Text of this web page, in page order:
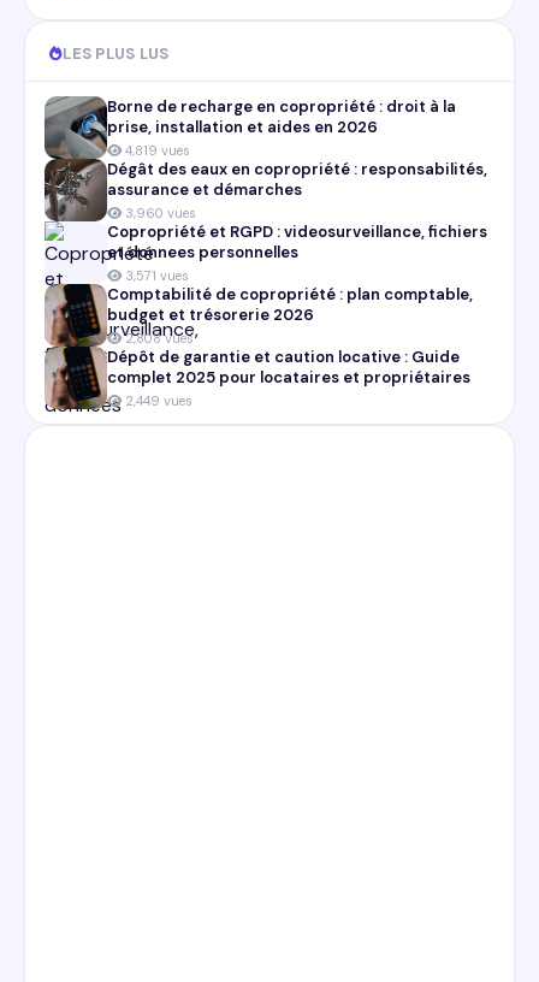
LES PLUS LUS
Borne de recharge en copropriété : droit à la
prise, installation et aides en 2026
4,819 vues
Dégât des eaux en copropriété : responsabilités,
assurance et démarches
3,960 vues
Copropriété et RGPD : videosurveillance, fichiers
et donnees personnelles
3,571 vues
Comptabilité de copropriété : plan comptable,
budget et trésorerie 2026
2,808 vues
Dépôt de garantie et caution locative : Guide
complet 2025 pour locataires et propriétaires
2,449 vues